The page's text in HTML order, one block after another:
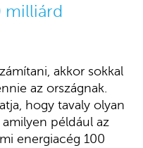
milliárd
akkor sokkal
az országnak.
hogy tavaly olyan
például az
energiacég 100